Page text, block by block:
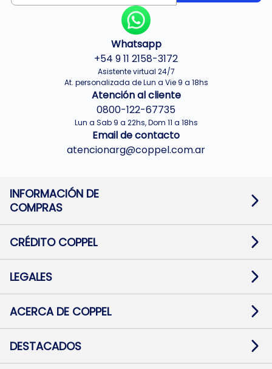
Whatsapp
+54 9 11 2158-3172
Asistente virtual 24/7
At. personalizada de Lun a Vie 9 a 18hs
Atención al cliente
0800-122-67735
Lun a Sab 9 a 22hs, Dom 11 a 18hs
Email de contacto
atencionarg@coppel.com.ar
INFORMACIÓN DE
COMPRAS
Términos y condiciones
Botón de arrepentimiento
Mapa de sitio
CRÉDITO COPPEL
Solicitar Crédito
Medios de Pago
Pago Fácil Online
LEGALES
Baja contratos
Defensa al consumidor CABA
ACERCA DE COPPEL
Trabajá con Nosotros
Preguntas Frecuentes
DESTACADOS